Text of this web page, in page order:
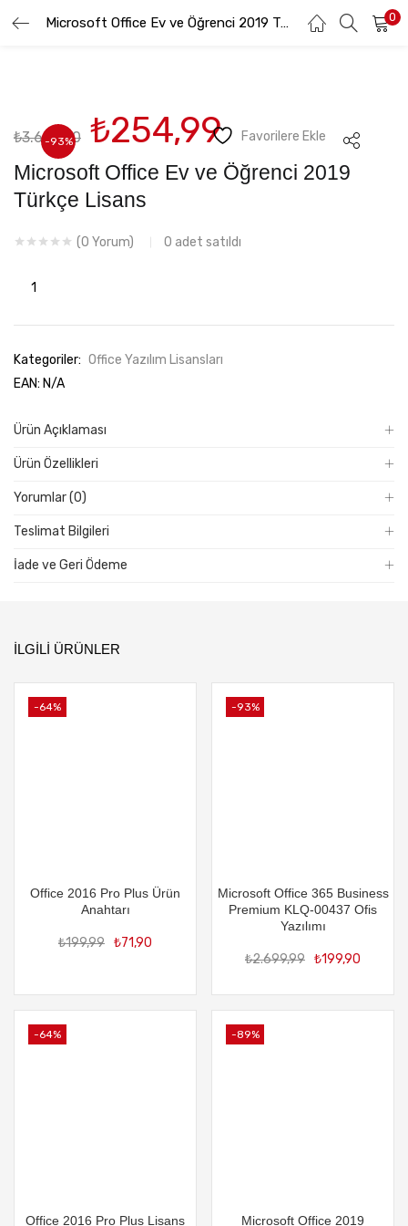
Microsoft Office Ev ve Öğrenci 2019 Türkçe Lisans 0
GIRIŞ YAP KAYIT OL
Beni hatırla
-93% Favorilere Ekle
Microsoft Office Ev ve Öğrenci 2019
Türkçe Lisans
(0 Yorum) 0 adet satıldı
₺3.699,90 Orijinal
fiyat:
₺3.699,90.
₺254,99Şu
andaki
fiyat:
Microsoft
Ev
ve
Öğrenci
Türkçe
adet
Kategoriler: Office Yazılım Lisansları
EAN: N/A
Ürün Açıklaması
Ürün Özellikleri
Yorumlar (0)
Teslimat Bilgileri
İade ve Geri Ödeme
İLGILI ÜRÜNLER
-64%
Office 2016 Pro Plus Ürün
Anahtarı
₺199,99 Orijinal
fiyat:
₺71,90 andaki
₺71,90.
-93%
Microsoft Office 365 Business
Premium KLQ-00437 Ofis
Yazılımı
₺2.699,99 fiyat:
₺199,90
-64%
Office 2016 Pro Plus Lisans
-89%
Microsoft Office 2019